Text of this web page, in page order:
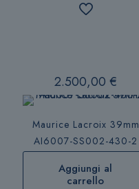
2.500,00€
Maurice Lacroix 39mm
AI6007-SS002-430-2
Aggiungi al
carrello